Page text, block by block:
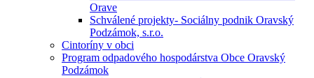
Orave
Schválené projekty- Sociálny podnik Oravský
Podzámok, s.r.o.
Cintoríny v obci
Program odpadového hospodárstva Obce Oravský
Podzámok